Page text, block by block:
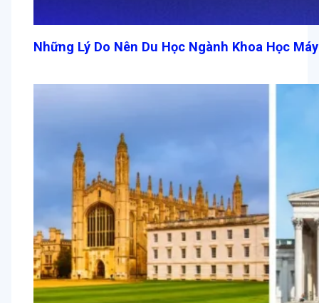
Những Lý Do Nên Du Học Ngành Khoa Học